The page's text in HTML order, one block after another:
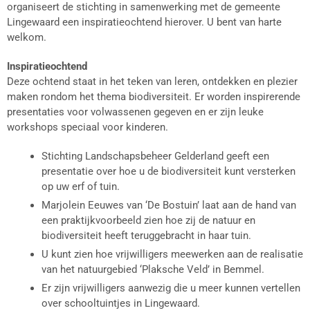
organiseert de stichting in samenwerking met de gemeente
Lingewaard een inspiratieochtend hierover. U bent van harte
welkom.
Inspiratieochtend
Deze ochtend staat in het teken van leren, ontdekken en plezier
maken rondom het thema biodiversiteit. Er worden inspirerende
presentaties voor volwassenen gegeven en er zijn leuke
workshops speciaal voor kinderen.
Stichting Landschapsbeheer Gelderland geeft een
presentatie over hoe u de biodiversiteit kunt versterken
op uw erf of tuin.
Marjolein Eeuwes van ‘De Bostuin’ laat aan de hand van
een praktijkvoorbeeld zien hoe zij de natuur en
biodiversiteit heeft teruggebracht in haar tuin.
U kunt zien hoe vrijwilligers meewerken aan de realisatie
van het natuurgebied ‘Plaksche Veld’ in Bemmel.
Er zijn vrijwilligers aanwezig die u meer kunnen vertellen
over schooltuintjes in Lingewaard.